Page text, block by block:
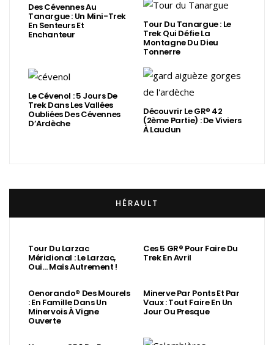
Des Cévennes Au
Tanargue : Un Mini-Trek
En Senteurs Et
Enchanteur
Tour Du Tanargue : Le
Trek Qui Défie La
Montagne Du Dieu
Tonnerre
Le Cévenol : 5 Jours De
Trek Dans Les Vallées
Oubliées Des Cévennes
D’Ardèche
Découvrir Le GR® 42
(2ème Partie) : De Viviers
À Laudun
HÉRAULT
Tour Du Larzac
Méridional : Le Larzac,
Oui… Mais Autrement !
Ces 5 GR® Pour Faire Du
Trek En Avril
Oenorando® Des Mourels
: En Famille Dans Un
Minervois À Vigne
Ouverte
Minerve Par Ponts Et Par
Vaux : Tout Faire En Un
Jour Ou Presque